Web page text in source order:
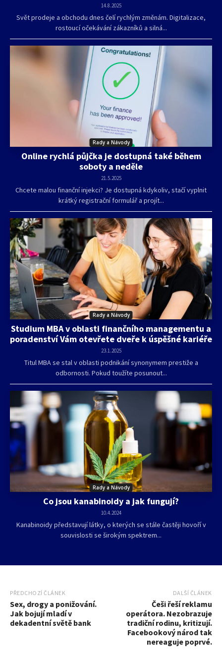
14.8.2025
Svět prodeje a obchodu dnes čelí rychlým změnám. Digitalizace,
rostoucí očekávání zákazníků a silná...
Rady a Návody
Online rychlá půjčka je dostupná také během
soboty a neděle
21.5.2025
Chcete malou finanční injekci? Je dostupná kdykoliv, stačí vyplnit
krátký registrační formulář a projít...
Rady a Návody
Studium MBA v oblasti finančního managementu a
poradenství Vám otevřete dveře k úspěšné kariéře
23.1.2025
Titul MBA se stal v oblasti podnikání synonymem prestiže a
odbornosti. Pokud toužíte posunout...
Rady a Návody
Co jsou kanabinoidy a jak fungují?
10.4.2024
Kanabinoidy představují látky, o kterých se stále častěji hovoří v
souvislosti se širokým spektrem...
PŘEDCHOZÍ ČLÁNEK
Sex, drogy a ponižování.
Jak bojují mladí v
dekadentní světě bank
DALŠÍ ČLÁNEK
Češi řeší reklamu
operátora. Nezobrazuje
tradiční rodinu, kritizují.
Facebookový národ tak
nereaguje poprvé.